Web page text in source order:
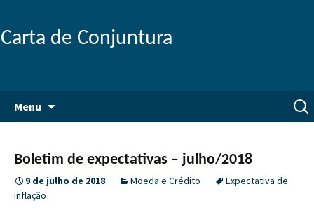
Carta de Conjuntura
Menu
conteúdo
por:
Boletim de expectativas – julho/2018
9 de julho de 2018 Moeda e Crédito
Expectativa de
inflação